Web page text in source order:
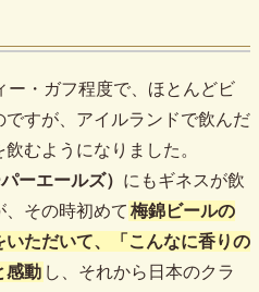
ー・ガフ程度で、ほとんどビ
すが、アイルランドで飲んだ
むようになりました。
ーエールズ） にもギネスが飲
その時初めて 梅錦ビールの
いただいて、「こんなに香りの
感動 し、それから日本のクラ